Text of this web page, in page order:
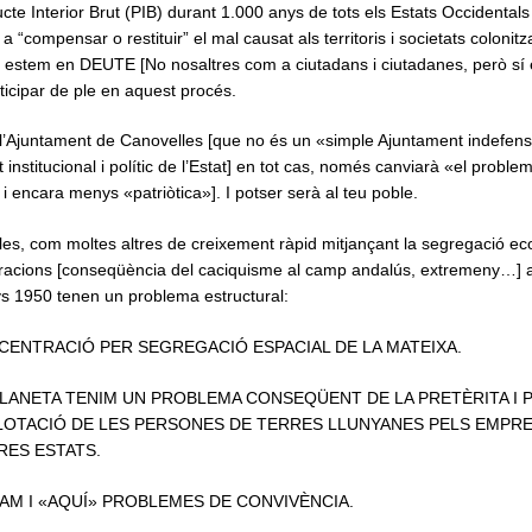
Interior Brut (PIB) durant 1.000 anys de tots els Estats
“compensar o restituir” el mal causat als territoris i societats
en DEUTE [No nosaltres com a ciutadans i ciutadanes, però sí
de ple en aquest procés.
de Canovelles [que no és un «simple Ajuntament
institucional i polític de l’Estat] en tot cas, només canviarà «el
encara menys «patriòtica»]. I potser serà al teu poble.
com moltes altres de creixement ràpid mitjançant la segregació
[conseqüència del caciquisme al camp andalús, extremeny…]
1950 tenen un problema estructural:
PER SEGREGACIÓ ESPACIAL DE LA MATEIXA.
TENIM UN PROBLEMA CONSEQÜENT DE LA PRETÈRITA I
DE LES PERSONES DE TERRES LLUNYANES PELS
ESTATS.
I «AQUÍ» PROBLEMES DE CONVIVÈNCIA.